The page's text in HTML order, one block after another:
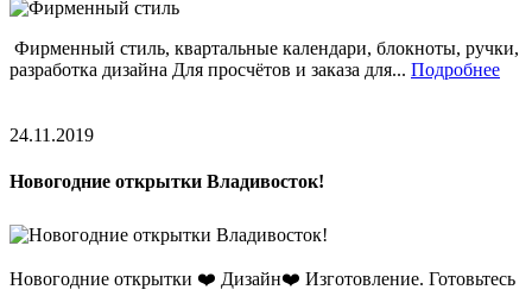
Фирменный стиль, квартальные календари, блокноты, ручки,
разработка дизайна Для просчётов и заказа для... Подробнее
24.11.2019
Новогодние открытки Владивосток!
Новогодние открытки ❤️ Дизайн❤️ Изготовление. Готовьтесь